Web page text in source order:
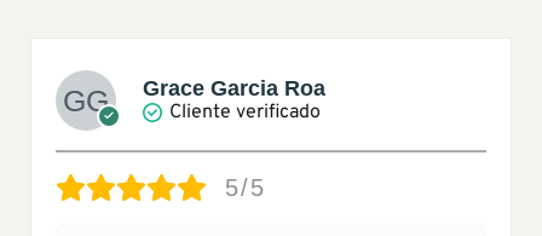
Grace Garcia Roa
Cliente verificado
5/5